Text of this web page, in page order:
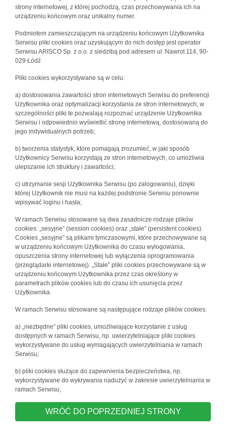
strony internetowej, z której pochodzą, czas przechowywania ich na
urządzeniu końcowym oraz unikalny numer.
Podmiotem zamieszczającym na urządzeniu końcowym Użytkownika
Serwisu pliki cookies oraz uzyskującym do nich dostęp jest operator
Serwisu ARISCO Sp. z o.o. z siedzibą pod adresem ul. Nawrot 114, 90-
029 Łódź
Pliki cookies wykorzystywane są w celu:
a) dostosowania zawartości stron internetowych Serwisu do preferencji
Użytkownika oraz optymalizacji korzystania ze stron internetowych; w
szczególności pliki te pozwalają rozpoznać urządzenie Użytkownika
Serwisu i odpowiednio wyświetlić stronę internetową, dostosowaną do
jego indywidualnych potrzeb;
b) tworzenia statystyk, które pomagają zrozumieć, w jaki sposób
Użytkownicy Serwisu korzystają ze stron internetowych, co umożliwia
ulepszanie ich struktury i zawartości;
c) utrzymanie sesji Użytkownika Serwisu (po zalogowaniu), dzięki
której Użytkownik nie musi na każdej podstronie Serwisu ponownie
wpisywać loginu i hasła;
W ramach Serwisu stosowane są dwa zasadnicze rodzaje plików
cookies: „sesyjne” (session cookies) oraz „stałe” (persistent cookies).
Cookies „sesyjne” są plikami tymczasowymi, które przechowywane są
w urządzeniu końcowym Użytkownika do czasu wylogowania,
opuszczenia strony internetowej lub wyłączenia oprogramowania
(przeglądarki internetowej). „Stałe” pliki cookies przechowywane są w
urządzeniu końcowym Użytkownika przez czas określony w
parametrach plików cookies lub do czasu ich usunięcia przez
Użytkownika.
W ramach Serwisu stosowane są następujące rodzaje plików cookies:
a) „niezbędne” pliki cookies, umożliwiające korzystanie z usług
dostępnych w ramach Serwisu, np. uwierzytelniające pliki cookies
wykorzystywane do usług wymagających uwierzytelniania w ramach
Serwisu;
b) pliki cookies służące do zapewnienia bezpieczeństwa, np.
wykorzystywane do wykrywania nadużyć w zakresie uwierzytelniania w
ramach Serwisu;
WRÓĆ DO POPRZEDNIEJ STRONY